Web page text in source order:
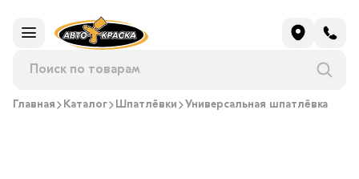
Главная Каталог Шпатлёвки Универсальная шпатлёвка